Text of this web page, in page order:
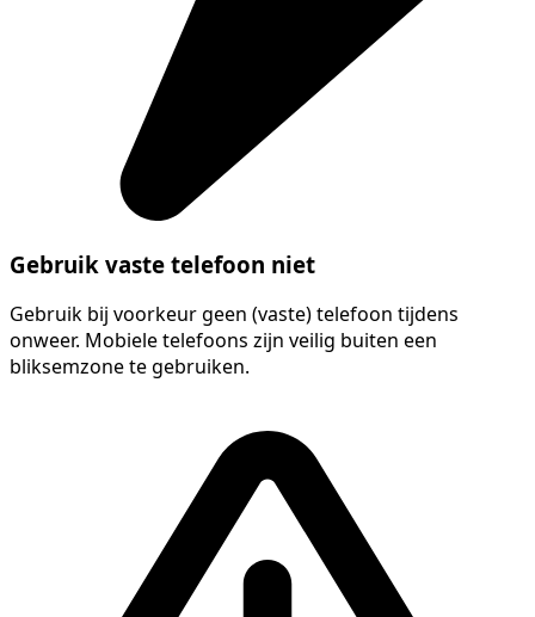
Gebruik vaste telefoon niet
Gebruik bij voorkeur geen (vaste) telefoon tijdens
onweer. Mobiele telefoons zijn veilig buiten een
bliksemzone te gebruiken.